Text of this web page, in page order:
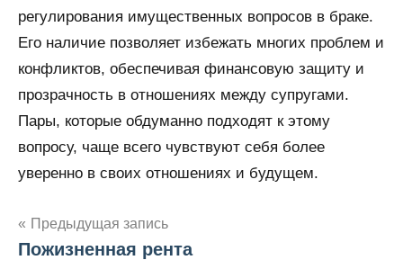
регулирования имущественных вопросов в браке.
Его наличие позволяет избежать многих проблем и
конфликтов, обеспечивая финансовую защиту и
прозрачность в отношениях между супругами.
Пары, которые обдуманно подходят к этому
вопросу, чаще всего чувствуют себя более
уверенно в своих отношениях и будущем.
Навигация
по
Предыдущая запись
Пожизненная рента